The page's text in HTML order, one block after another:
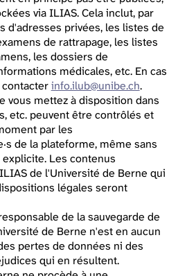
via ILIAS. Cela inclut, par
d'adresses privées, les listes de
de rattrapage, les listes
les dossiers de
médicales, etc. En cas
info.ilub@unibe.ch.
vous mettez à disposition dans
etc. peuvent être contrôlés et
par les
de la plateforme, même sans
Les contenus
de l'Université de Berne qui
légales seront
de la sauvegarde de
de Berne n'est en aucun
pertes de données ni des
qui en résultent.